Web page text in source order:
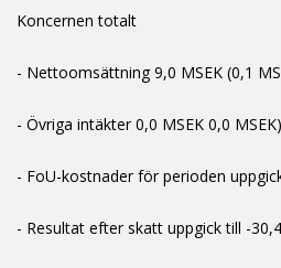
Koncernen totalt
- Nettoomsättning 9,0 MSEK (0,1
- Övriga intäkter 0,0 MSEK 0,0 MSEK)
- FoU-kostnader för perioden
- Resultat efter skatt uppgick till -